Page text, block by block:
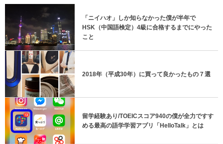
「ニイハオ」しか知らなかった僕が半年で
HSK（中国語検定）4級に合格するまでにやった
こと
2018年（平成30年）に買って良かったもの７選
留学経験あり/TOEICスコア940の僕が全力ですす
める最高の語学学習アプリ「HelloTalk」とは